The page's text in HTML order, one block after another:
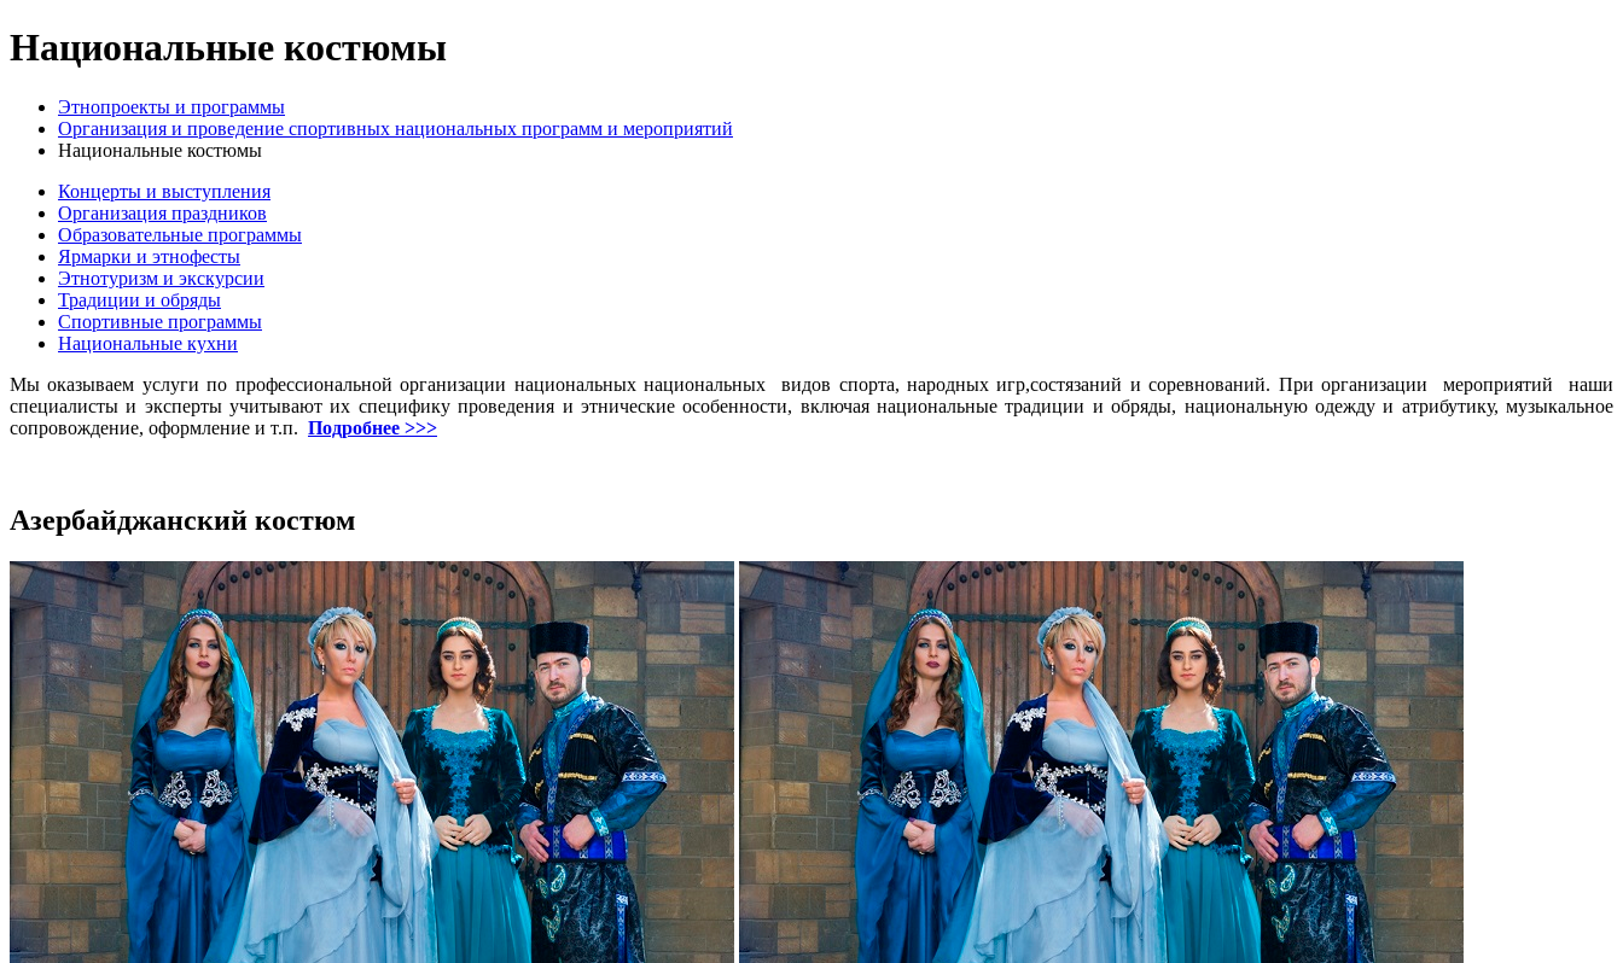
Национальные костюмы
Этнопроекты и программы
Организация и проведение спортивных национальных программ и мероприятий
Национальные костюмы
Концерты и выступления
Организация праздников
Образовательные программы
Ярмарки и этнофесты
Этнотуризм и экскурсии
Традиции и обряды
Спортивные программы
Национальные кухни
Мы оказываем услуги по профессиональной организации национальных национальных видов спорта, народных игр,состязаний и соревнований. При организации мероприятий наши
специалисты и эксперты учитывают их специфику проведения и этнические особенности, включая национальные традиции и обряды, национальную одежду и атрибутику, музыкальное
сопровождение, оформление и т.п. Подробнее >>>
Азербайджанский костюм